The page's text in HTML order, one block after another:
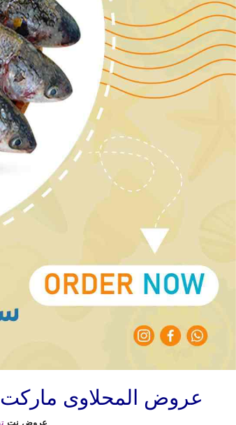
عروض المحلاوى ماركت من 2 يوليو حتى 5 يوليو 2025 عروض
عروض نت